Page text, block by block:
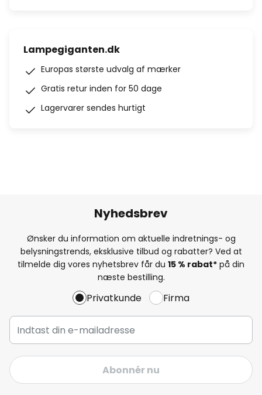
Lampegiganten.dk
Europas største udvalg af mærker
Gratis retur inden for 50 dage
Lagervarer sendes hurtigt
Nyhedsbrev
Ønsker du information om aktuelle indretnings- og
belysningstrends, eksklusive tilbud og rabatter? Ved at
tilmelde dig vores nyhetsbrev får du 15 % rabat* på din
næste bestilling.
Privatkunde Firma
Abonnér nu